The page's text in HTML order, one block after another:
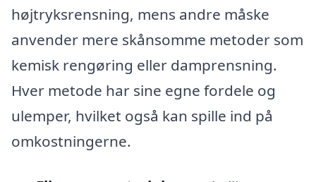
højtryksrensning, mens andre måske
anvender mere skånsomme metoder som
kemisk rengøring eller damprensning.
Hver metode har sine egne fordele og
ulemper, hvilket også kan spille ind på
omkostningerne.